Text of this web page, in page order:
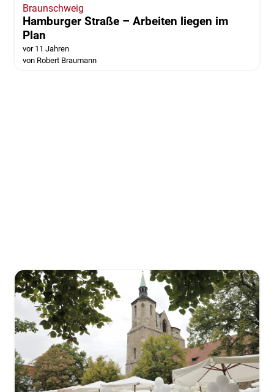
Braunschweig
Hamburger Straße – Arbeiten liegen im
Plan
vor 11 Jahren
von Robert Braumann